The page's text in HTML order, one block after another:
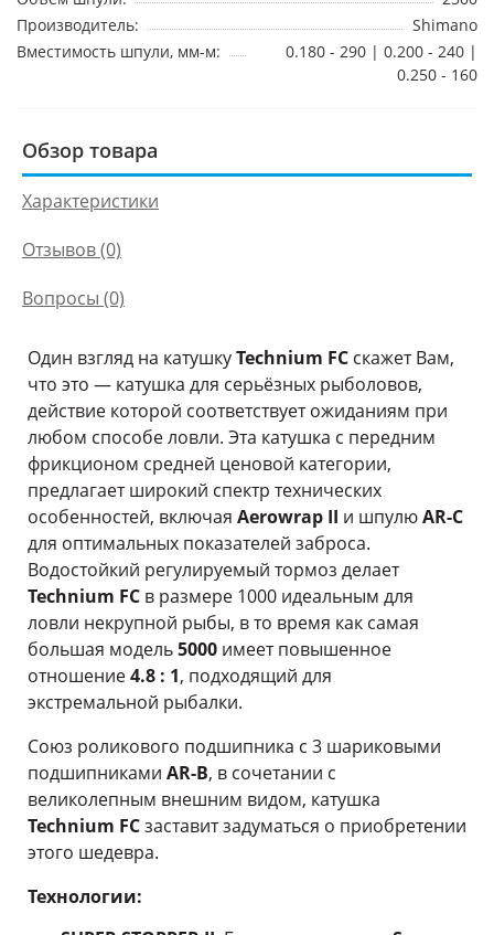
Производитель:
Shimano
Вместимость шпули, мм-м:
0.180 - 290 | 0.200 - 240 |
0.250 - 160
Обзор товара
Характеристики
Отзывов (0)
Вопросы (0)
Один взгляд на катушкуTechnium FC скажет Вам,
что это — катушка для серьёзных рыболовов,
действие которой соответствует ожиданиям при
любом способе ловли. Эта катушка с передним
фрикционом средней ценовой категории,
предлагает широкий спектр технических
особенностей, включая Aerowrap II и шпулюAR-С
для оптимальных показателей заброса.
Водостойкий регулируемый тормоз делает
Technium FC в размере 1000 идеальным для
ловли некрупной рыбы, в то время как самая
большая модель5000 имеет повышенное
отношение4.8 : 1, подходящий для
экстремальной рыбалки.
Союз роликового подшипника с 3 шариковыми
подшипниками AR-B, в сочетании с
великолепным внешним видом, катушка
Technium FCзаставит задуматься о приобретении
этого шедевра.
Технологии: